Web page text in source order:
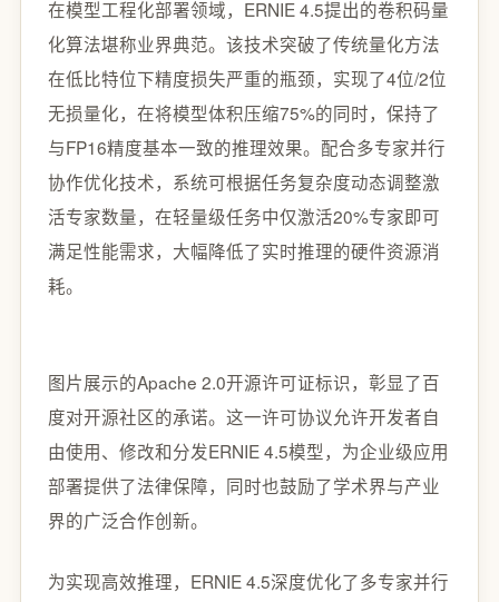
在模型工程化部署领域，ERNIE 4.5提出的卷积码量
化算法堪称业界典范。该技术突破了传统量化方法
在低比特位下精度损失严重的瓶颈，实现了4位/2位
无损量化，在将模型体积压缩75%的同时，保持了
与FP16精度基本一致的推理效果。配合多专家并行
协作优化技术，系统可根据任务复杂度动态调整激
活专家数量，在轻量级任务中仅激活20%专家即可
满足性能需求，大幅降低了实时推理的硬件资源消
耗。
图片展示的Apache 2.0开源许可证标识，彰显了百
度对开源社区的承诺。这一许可协议允许开发者自
由使用、修改和分发ERNIE 4.5模型，为企业级应用
部署提供了法律保障，同时也鼓励了学术界与产业
界的广泛合作创新。
为实现高效推理，ERNIE 4.5深度优化了多专家并行